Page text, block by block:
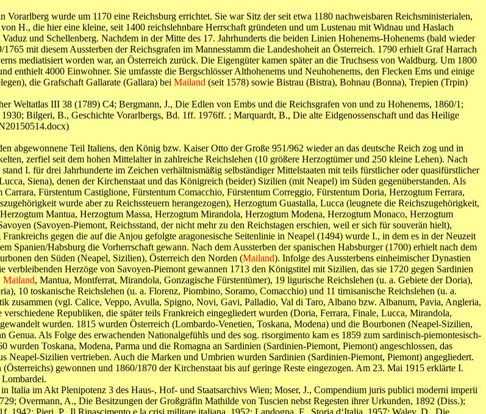
wurde um 1170 eine Reichsburg errichtet. Sie war Sitz der seit etwa 1180 nachweisbaren Reichsministerialen,
H., die hier eine kleine, seit 1400 reichslehnbare Herrschaft gründeten und um Lustenau mit Widnau und Haslach
und Schellenberg. Nachdem in der Mitte des 17. Jahrhunderts die beiden Linien Hohenems-Hohenems (bald wieder
mit diesem Aussterben der Reichsgrafen im Mannesstamm die Landeshoheit an Österreich. 1790 erhielt Graf Harrach
mediatisiert worden war, an Österreich zurück. Die Eigengüter kamen später an die Truchsess von Waldburg. Um 1800
enthielt 4000 Einwohner. Sie umfasste die Bergschlösser Althohenems und Neuhohenems, den Flecken Ems und einige
die Grafschaft Gallarate (Gallara) bei Mailand (seit 1578) sowie Bistrau (Bistra), Bohnau (Bonna), Trepien (Trpin)
III 38 (1789) C4; Bergmann, J., Die Edlen von Embs und die Reichsgrafen von und zu Hohenems, 1860/1;
Bilgeri, B., Geschichte Vorarlbergs, Bd. 1ff. 1976ff. ; Marquardt, B., Die alte Eidgenossenschaft und das Heilige
abgewonnene Teil Italiens, den König bzw. Kaiser Otto der Große 951/962 wieder an das deutsche Reich zog und in
zerfiel seit dem hohen Mittelalter in zahlreiche Reichslehen (10 größere Herzogtümer und 250 kleine Lehen). Nach
I. für drei Jahrhunderte im Zeichen verhältnismäßig selbständiger Mittelstaaten mit teils fürstlicher oder quasifürstlicher
Siena), denen der Kirchenstaat und das Königreich (beider) Sizilien (mit Neapel) im Süden gegenüberstanden. Als
Fürstentum Castiglione, Fürstentum Comacchio, Fürstentum Correggio, Fürstentum Doria, Herzogtum Ferrara,
wurde aber zu Reichssteuern herangezogen), Herzogtum Guastalla, Lucca (leugnete die Reichszugehörigkeit,
Mantua, Herzogtum Massa, Herzogtum Mirandola, Herzogtum Modena, Herzogtum Monaco, Herzogtum
(Savoyen-Piemont, Reichsstand, der nicht mehr zu den Reichstagen erschien, weil er sich für souverän hielt),
gegen die auf die Anjou gefolgte aragonesische Seitenlinie in Neapel (1494) wurde I., in dem es in der Neuzeit
Spanien/Habsburg die Vorherrschaft gewann. Nach dem Aussterben der spanischen Habsburger (1700) erhielt nach dem
den Süden (Neapel, Sizilien), Österreich den Norden (Mailand). Infolge des Aussterbens einheimischer Dynastien
verbleibenden Herzöge von Savoyen-Piemont gewannen 1713 den Königstitel mit Sizilien, das sie 1720 gegen Sardinien
Mailand, Mantua, Montferrat, Mirandola, Gonzagische Fürstentümer), 19 ligurische Reichslehen (u. a. Gebiete der Doria),
10 toskanische Reichslehen (u. a. Florenz, Piombino, Soramo, Comacchio) und 11 tirnisanische Reichslehen (u. a.
zusammen (vgl. Calice, Veppo, Avulla, Spigno, Novi, Gavi, Palladio, Val di Taro, Albano bzw. Albanum, Pavia, Angleria,
Republiken, die später teils Frankreich eingegliedert wurden (Doria, Ferrara, Finale, Lucca, Mirandola,
wurden. 1815 wurden Österreich (Lombardo-Venetien, Toskana, Modena) und die Bourbonen (Neapel-Sizilien,
Als Folge des erwachenden Nationalgefühls und des sog. risorgimento kam es 1859 zum sardinisch-piemontesisch-
Toskana, Modena, Parma und die Romagna an Sardinien (Sardinien-Piemont, Piemont) angeschlossen, das
Neapel-Sizilien vertrieben. Auch die Marken und Umbrien wurden Sardinien (Sardinien-Piemont, Piemont) angegliedert.
gewonnen und 1860/1870 der Kirchenstaat bis auf geringe Reste eingezogen. Am 23. Mai 1915 erklärte I.
Italia im Akt Plenipotenz 3 des Haus-, Hof- und Staatsarchivs Wien; Moser, J., Compendium juris publici moderni imperii
Overmann, A., Die Besitzungen der Großgräfin Mathilde von Tuscien nebst Regesten ihrer Urkunden, 1892 (Diss.);
1942; Pieri, P., Il Rinascimento e la crisi militare italiana, 1952; Landogna, F., Storia d‘Italia, 1957; Waley, D., Die